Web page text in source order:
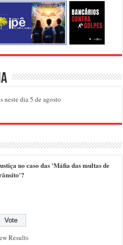
neste dia 5 de agosto
no caso das 'Máfia das multas de
Results